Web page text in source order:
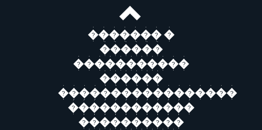
������� �
������
�����������
������
�����������������
������������
����������